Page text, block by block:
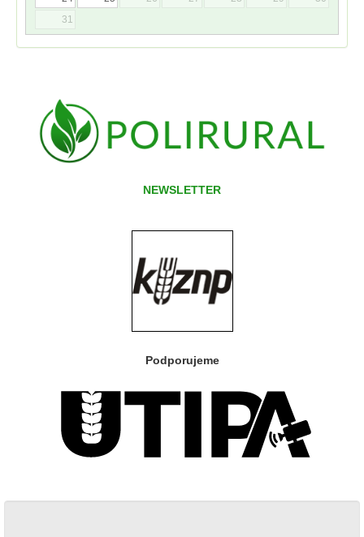
31
NEWSLETTER
Podporujeme